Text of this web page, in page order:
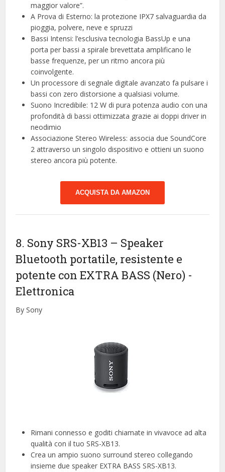
maggior valore”.
A Prova di Esterno: la protezione IPX7 salvaguardia da
pioggia, polvere, neve e spruzzi
Bassi Intensi: l’esclusiva tecnologia BassUp e una
porta per bassi a spirale brevettata amplificano le
basse frequenze, per un ritmo ancora più
coinvolgente.
Un processore di segnale digitale avanzato fa pulsare i
bassi con zero distorsione a qualsiasi volume.
Suono Incredibile: 12 W di pura potenza audio con una
profondità di bassi ottimizzata grazie ai doppi driver in
neodimio
Associazione Stereo Wireless: associa due SoundCore
2 attraverso un singolo dispositivo e ottieni un suono
stereo ancora più potente.
ACQUISTA DA AMAZON
8. Sony SRS-XB13 – Speaker
Bluetooth portatile, resistente e
potente con EXTRA BASS (Nero) -
Elettronica
By Sony
Rimani connesso e goditi chiamate in vivavoce ad alta
qualità con il tuo SRS-XB13.
Crea un ampio suono surround stereo collegando
insieme due speaker EXTRA BASS SRS-XB13.